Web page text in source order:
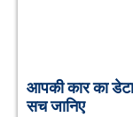
आपकी कार का डेटा
सच जानिए